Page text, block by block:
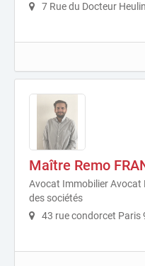
7 Rue du Docteur
Maître Remo
Avocat Immobilier Avocat
des sociétés
43 rue condorcet Paris